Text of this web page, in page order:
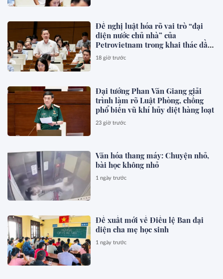
Đề nghị luật hóa rõ vai trò “đại
diện nước chủ nhà” của
Petrovietnam trong khai thác dầu
khí
18 giờ trước
Đại tướng Phan Văn Giang giải
trình làm rõ Luật Phòng, chống
phổ biến vũ khí hủy diệt hàng loạt
23 giờ trước
Văn hóa thang máy: Chuyện nhỏ,
bài học không nhỏ
1 ngày trước
Đề xuất mới về Điều lệ Ban đại
diện cha mẹ học sinh
1 ngày trước